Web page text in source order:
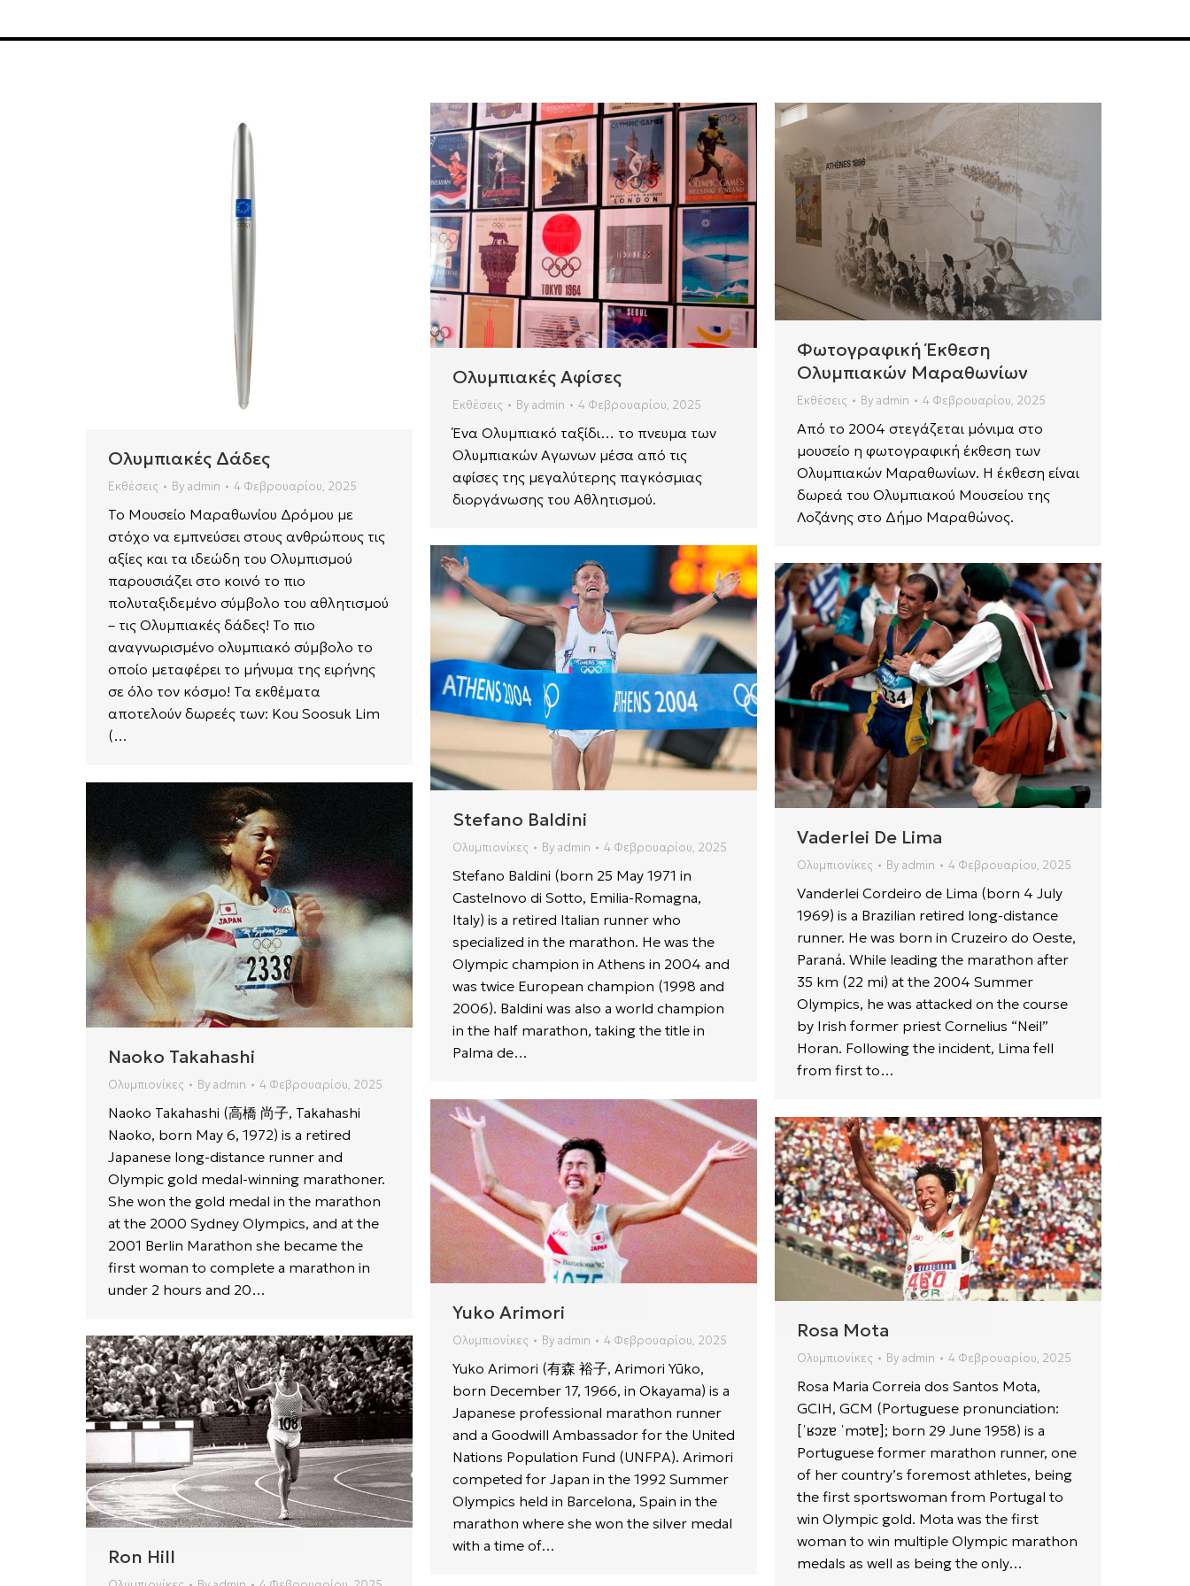
Ολυμπιακές Δάδες
Εκθέσεις By admin 4 Φεβρουαρίου, 2025
Το Μουσείο Μαραθωνίου Δρόμου με
στόχο να εμπνεύσει στους ανθρώπους τις
αξίες και τα ιδεώδη του Ολυμπισμού
παρουσιάζει στο κοινό το πιο
πολυταξιδεμένο σύμβολο του αθλητισμού
– τις Ολυμπιακές δάδες! Το πιο
αναγνωρισμένο ολυμπιακό σύμβολο το
οποίο μεταφέρει το μήνυμα της ειρήνης
σε όλο τον κόσμο! Τα εκθέματα
αποτελούν δωρεές των: Kou Soosuk Lim
(…
Ολυμπιακές Αφίσες
Εκθέσεις By admin 4 Φεβρουαρίου, 2025
Ένα Ολυμπιακό ταξίδι… το πνευμα των
Ολυμπιακών Αγωνων μέσα από τις
αφίσες της μεγαλύτερης παγκόσμιας
διοργάνωσης του Αθλητισμού.
Φωτογραφική Έκθεση
Ολυμπιακών Μαραθωνίων
Εκθέσεις By admin 4 Φεβρουαρίου, 2025
Από το 2004 στεγάζεται μόνιμα στο
μουσείο η φωτογραφική έκθεση των
Ολυμπιακών Μαραθωνίων. Η έκθεση είναι
δωρεά του Ολυμπιακού Μουσείου της
Λοζάνης στο Δήμο Μαραθώνος.
Stefano Baldini
Ολυμπιονίκες By admin 4 Φεβρουαρίου, 2025
Stefano Baldini (born 25 May 1971 in
Castelnovo di Sotto, Emilia-Romagna,
Italy) is a retired Italian runner who
specialized in the marathon. He was the
Olympic champion in Athens in 2004 and
was twice European champion (1998 and
2006). Baldini was also a world champion
in the half marathon, taking the title in
Palma de…
Vaderlei De Lima
Ολυμπιονίκες By admin 4 Φεβρουαρίου, 2025
Vanderlei Cordeiro de Lima (born 4 July
1969) is a Brazilian retired long-distance
runner. He was born in Cruzeiro do Oeste,
Paraná. While leading the marathon after
35 km (22 mi) at the 2004 Summer
Olympics, he was attacked on the course
by Irish former priest Cornelius “Neil”
Horan. Following the incident, Lima fell
from first to…
Naoko Takahashi
Ολυμπιονίκες By admin 4 Φεβρουαρίου, 2025
Naoko Takahashi (高橋 尚子, Takahashi
Naoko, born May 6, 1972) is a retired
Japanese long-distance runner and
Olympic gold medal-winning marathoner.
She won the gold medal in the marathon
at the 2000 Sydney Olympics, and at the
2001 Berlin Marathon she became the
first woman to complete a marathon in
under 2 hours and 20…
Yuko Arimori
Ολυμπιονίκες By admin 4 Φεβρουαρίου, 2025
Yuko Arimori (有森 裕子, Arimori Yūko,
born December 17, 1966, in Okayama) is a
Japanese professional marathon runner
and a Goodwill Ambassador for the United
Nations Population Fund (UNFPA). Arimori
competed for Japan in the 1992 Summer
Olympics held in Barcelona, Spain in the
marathon where she won the silver medal
with a time of…
Rosa Mota
Ολυμπιονίκες By admin 4 Φεβρουαρίου, 2025
Rosa Maria Correia dos Santos Mota,
GCIH, GCM (Portuguese pronunciation:
[ˈʁɔzɐ ˈmɔtɐ]; born 29 June 1958) is a
Portuguese former marathon runner, one
of her country’s foremost athletes, being
the first sportswoman from Portugal to
win Olympic gold. Mota was the first
woman to win multiple Olympic marathon
medals as well as being the only…
Ron Hill